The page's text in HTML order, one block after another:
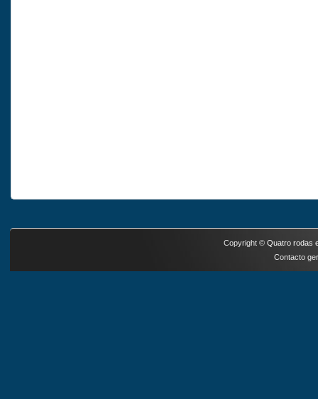
Copyright © Quatro rodas
Contacto